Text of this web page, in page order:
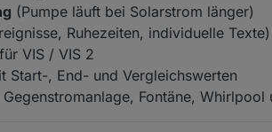
(Pumpe läuft bei Solarstrom länger)
Ruhezeiten, individuelle Texte)
für VIS / VIS 2
Start-, End- und Vergleichswerten
Fontäne, Whirlpool